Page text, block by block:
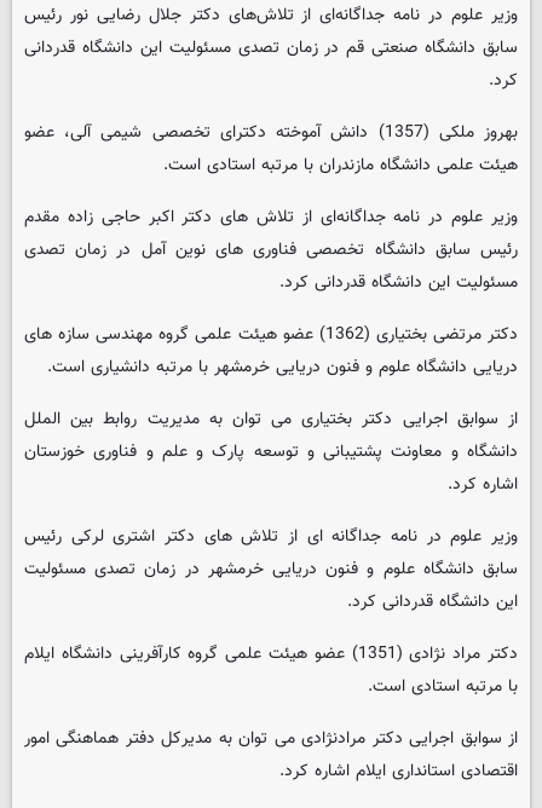
وزیر علوم در نامه جداگانه‌ای از تلاش‌های دکتر جلال رضایی نور رئیس
سابق دانشگاه صنعتی قم در زمان تصدی مسئولیت این دانشگاه قدردانی
کرد.
بهروز ملکی (1357) دانش آموخته دکترای تخصصی شیمی آلی، عضو
هیئت علمی دانشگاه مازندران با مرتبه استادی است.
وزیر علوم در نامه جداگانه‌ای از تلاش های دکتر اکبر حاجی زاده مقدم
رئیس سابق دانشگاه تخصصی فناوری های نوین آمل در زمان تصدی
مسئولیت این دانشگاه قدردانی کرد.
دکتر مرتضی بختیاری (1362) عضو هیئت علمی گروه مهندسی سازه های
دریایی دانشگاه علوم و فنون دریایی خرمشهر با مرتبه دانشیاری است.
از سوابق اجرایی دکتر بختیاری می توان به مدیریت روابط بین الملل
دانشگاه و معاونت پشتیبانی و توسعه پارک و علم و فناوری خوزستان
اشاره کرد.
وزیر علوم در نامه جداگانه ای از تلاش های دکتر اشتری لرکی رئیس
سابق دانشگاه علوم و فنون دریایی خرمشهر در زمان تصدی مسئولیت
این دانشگاه قدردانی کرد.
دکتر مراد نژادی (1351) عضو هیئت علمی گروه کارآفرینی دانشگاه ایلام
با مرتبه استادی است.
از سوابق اجرایی دکتر مرادنژادی می توان به مدیرکل دفتر هماهنگی امور
اقتصادی استانداری ایلام اشاره کرد.